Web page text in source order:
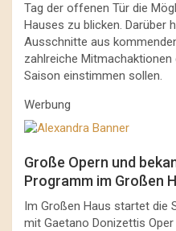
Tag der offenen Tür die
Hauses zu blicken. Darüber
Ausschnitte aus
zahlreiche Mitmachaktionen
Saison einstimmen sollen.
Werbung
Große Opern und
Programm im Großen
Im Großen Haus startet die
mit Gaetano Donizettis Oper